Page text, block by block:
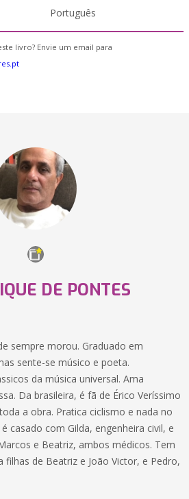
Português
livro? Envie um email para
DE PONTES
sempre morou. Graduado em
sente-se músico e poeta.
da música universal. Ama
Da brasileira, é fã de Érico Veríssimo
a obra. Pratica ciclismo e nada no
casado com Gilda, engenheira civil, e
e Beatriz, ambos médicos. Tem
de Beatriz e João Victor, e Pedro,